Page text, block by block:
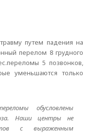
путем падения на
перелом 8 грудного
5 позвонков,
уменьшаются только
обусловлены
Наши центры не
с выраженным